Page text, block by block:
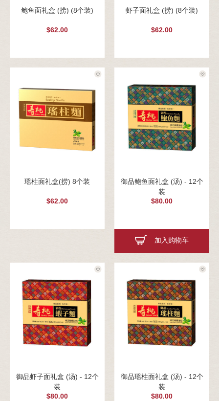
鲍鱼面礼盒 (捞) (8个装)
$62.00
虾子面礼盒 (捞) (8个装)
$62.00
瑶柱面礼盒(捞) 8个装
$62.00
御品鲍鱼面礼盒 (汤) - 12个
装
$80.00
加入购物车
御品虾子面礼盒 (汤) - 12个
装
$80.00
御品瑶柱面礼盒 (汤) - 12个
装
$80.00